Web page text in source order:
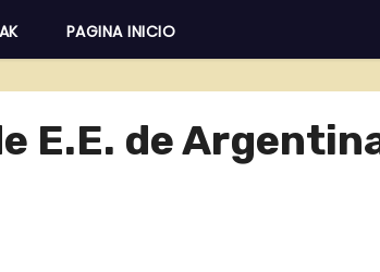
PAGINA INICIO
E.E. de